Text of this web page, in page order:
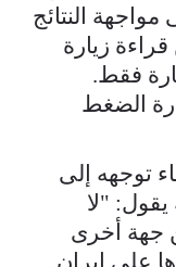
مواجهة النتائج
قراءة زيارة
فقط.
الضغط
توجهه إلى
"لا
جهة أخرى
على إيران.